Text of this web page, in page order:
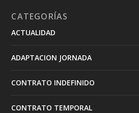
CATEGORÍAS
ACTUALIDAD
ADAPTACION JORNADA
CONTRATO INDEFINIDO
CONTRATO TEMPORAL